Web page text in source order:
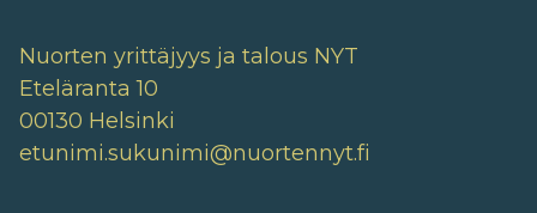
Nuorten yrittäjyys ja talous NYT
Eteläranta 10
00130 Helsinki
etunimi.sukunimi@nuortennyt.fi